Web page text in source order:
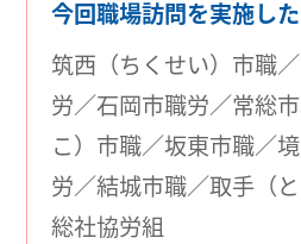
今回職場訪問を実施し
筑西（ちくせい）市職
労／石岡市職労／常総
こ）市職／坂東市職／
労／結城市職／取手（
総社協労組